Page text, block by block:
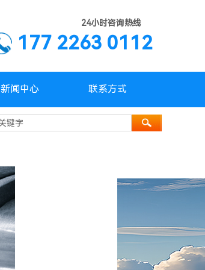
177 2263 0112
24小时咨询热线
新闻中心 联系方式